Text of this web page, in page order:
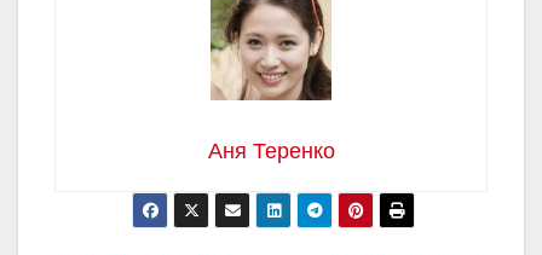
Аня Теренко